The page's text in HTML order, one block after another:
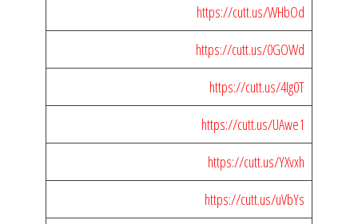
https://cutt.us/WHbOd
https://cutt.us/0GOWd
https://cutt.us/4Ig0T
https://cutt.us/UAwe1
https://cutt.us/YXvxh
https://cutt.us/uVbYs